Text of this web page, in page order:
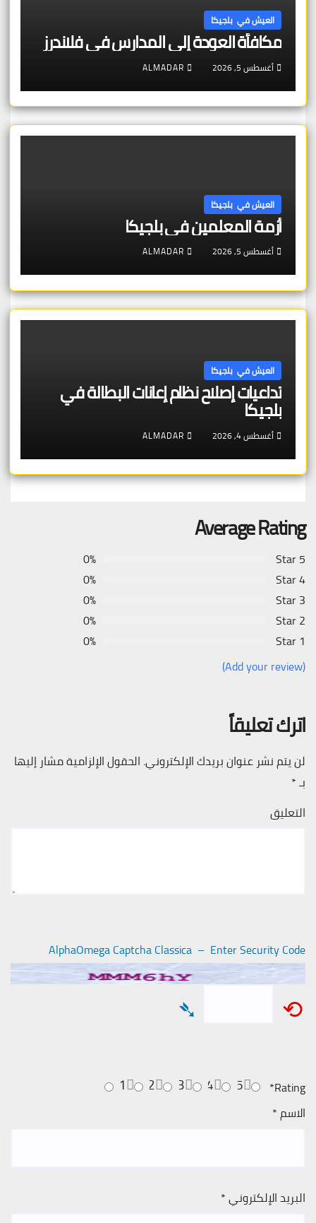
العيش في بلجيكا
مكافأة العودة إلى المدارس في فلاندرز
أغسطس 5, 2026 ALMADAR
العيش في بلجيكا
أزمة المعلمين في بلجيكا
أغسطس 5, 2026 ALMADAR
العيش في بلجيكا
تداعيات إصلاح نظام إعانات البطالة في
بلجيكا
أغسطس 4, 2026 ALMADAR
Average Rating
5 Star
0%
4 Star
0%
3 Star
0%
2 Star
0%
1 Star
0%
(Add your review)
اترك تعليقاً
لن يتم نشر عنوان بريدك الإلكتروني. الحقول الإلزامية مشار إليها
بـ*
التعليق
AlphaOmega Captcha Classica – Enter Security Code
⟲
➴
Rating
*
5
4
3
2
1
الاسم*
البريد الإلكتروني*